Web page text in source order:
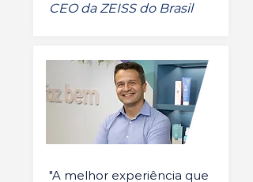
CEO da ZEISS do Brasil
"A melhor experiência que